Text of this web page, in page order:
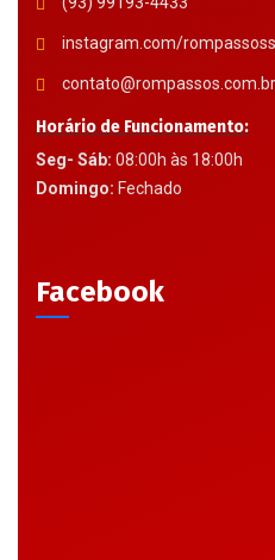
instagram.com/
contato@rompassos.com.br
Horário de Funcionamento:
Seg- Sáb: 08:00h às 18:00h
Domingo: Fechado
Facebook